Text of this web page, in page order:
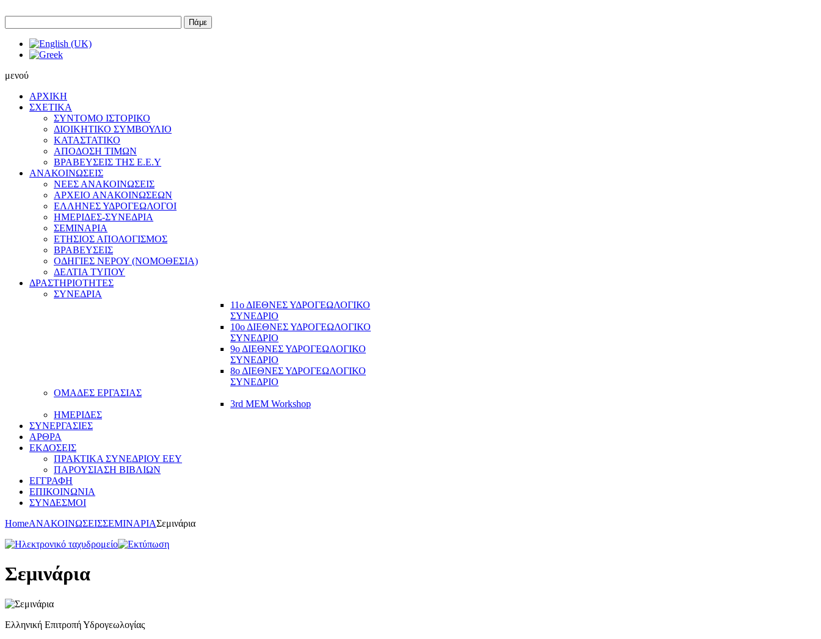
Πάμε
μενού
ΑΡΧΙΚΗ
ΣΧΕΤΙΚΑ
ΣΥΝΤΟΜΟ ΙΣΤΟΡΙΚΟ
ΔΙΟΙΚΗΤΙΚΟ ΣΥΜΒΟΥΛΙΟ
ΚΑΤΑΣΤΑΤΙΚΟ
ΑΠΟΔΟΣΗ ΤΙΜΩΝ
ΒΡΑΒΕΥΣΕΙΣ ΤΗΣ Ε.Ε.Υ
ΑΝΑΚΟΙΝΩΣΕΙΣ
ΝΕΕΣ ΑΝΑΚΟΙΝΩΣΕΙΣ
ΑΡΧΕΙΟ ΑΝΑΚΟΙΝΩΣΕΩΝ
ΕΛΛΗΝΕΣ ΥΔΡΟΓΕΩΛΟΓΟΙ
ΗΜΕΡΙΔΕΣ-ΣΥΝΕΔΡΙΑ
ΣΕΜΙΝΑΡΙΑ
ΕΤΗΣΙΟΣ ΑΠΟΛΟΓΙΣΜΟΣ
ΒΡΑΒΕΥΣΕΙΣ
ΟΔΗΓΙΕΣ ΝΕΡΟΥ (ΝΟΜΟΘΕΣΙΑ)
ΔΕΛΤΙΑ ΤΥΠΟΥ
ΔΡΑΣΤΗΡΙΟΤΗΤΕΣ
ΣΥΝΕΔΡΙΑ
11ο ΔΙΕΘΝΕΣ ΥΔΡΟΓΕΩΛΟΓΙΚΟ
ΣΥΝΕΔΡΙΟ
10ο ΔΙΕΘΝΕΣ ΥΔΡΟΓΕΩΛΟΓΙΚΟ
ΣΥΝΕΔΡΙΟ
9ο ΔΙΕΘΝΕΣ ΥΔΡΟΓΕΩΛΟΓΙΚΟ
ΣΥΝΕΔΡΙΟ
8ο ΔΙΕΘΝΕΣ ΥΔΡΟΓΕΩΛΟΓΙΚΟ
ΣΥΝΕΔΡΙΟ
ΟΜΑΔΕΣ ΕΡΓΑΣΙΑΣ
3rd MEM Workshop
ΗΜΕΡΙΔΕΣ
ΣΥΝΕΡΓΑΣΙΕΣ
ΑΡΘΡΑ
ΕΚΔΟΣΕΙΣ
ΠΡΑΚΤΙΚΑ ΣΥΝΕΔΡΙΟΥ ΕΕΥ
ΠΑΡΟΥΣΙΑΣΗ ΒΙΒΛΙΩΝ
ΕΓΓΡΑΦΗ
ΕΠΙΚΟΙΝΩΝΙΑ
ΣΥΝΔΕΣΜΟΙ
HomeΑΝΑΚΟΙΝΩΣΕΙΣΣΕΜΙΝΑΡΙΑΣεμινάρια
Σεμινάρια
Ελληνική Επιτροπή Υδρογεωλογίας